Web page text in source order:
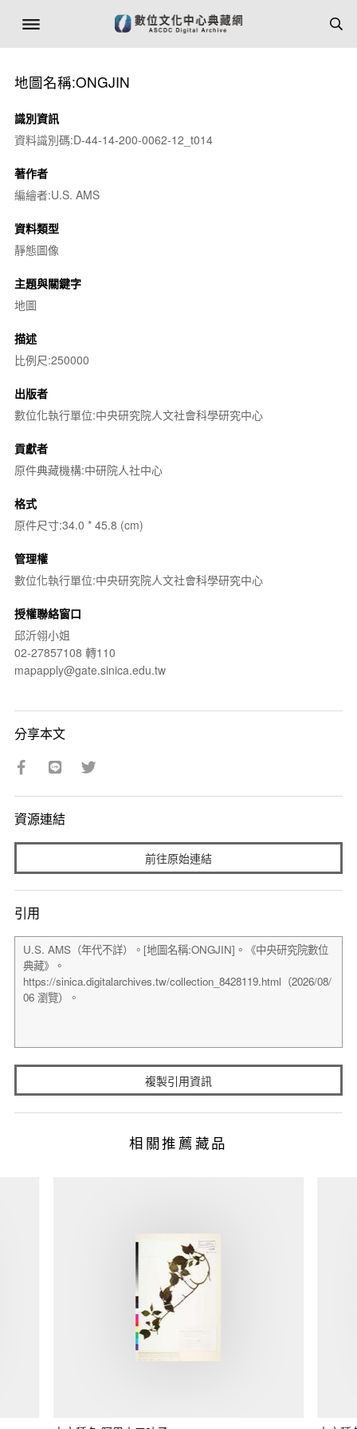
地圖名稱:ONGJIN
識別資訊
資料識別碼:D-44-14-200-0062-12_t014
著作者
編繪者:U.S. AMS
資料類型
靜態圖像
主題與關鍵字
地圖
描述
比例尺:250000
出版者
數位化執行單位:中央研究院人文社會科學研究中心
貢獻者
原件典藏機構:中研院人社中心
格式
原件尺寸:34.0 * 45.8 (cm)
管理權
數位化執行單位:中央研究院人文社會科學研究中心
授權聯絡窗口
邱沂翎小姐
02-27857108 轉110
mapapply@gate.sinica.edu.tw
分享本文
資源連結
前往原始連結
引用
複製引用資訊
相關推薦藏品